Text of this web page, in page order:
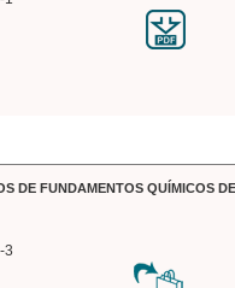
DE FUNDAMENTOS QUÍMICOS
3